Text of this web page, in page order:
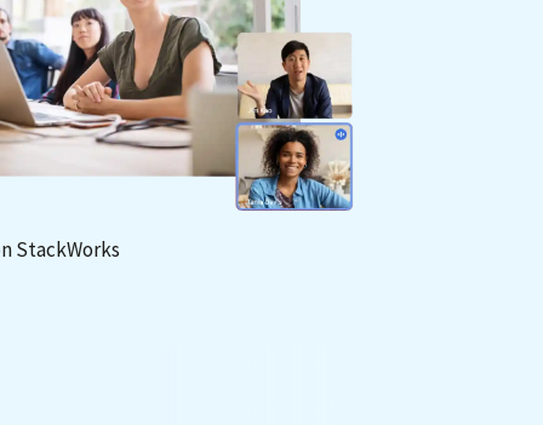
StackWorks